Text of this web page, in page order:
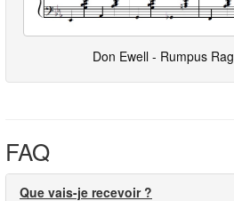
Don Ewell - Rumpus Rag
FAQ
Que vais-je recevoir ?